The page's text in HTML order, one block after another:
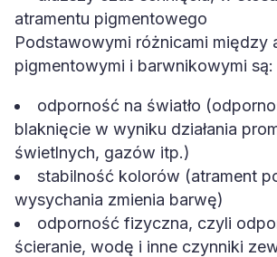
atramentu pigmentowego
Podstawowymi różnicami między
pigmentowymi i barwnikowymi są:
odporność na światło
blaknięcie w wyniku działania
świetlnych, gazów itp.)
stabilność kolorów (atrament
wysychania zmienia barwę)
odporność fizyczna, czyli
ścieranie, wodę i inne czynniki